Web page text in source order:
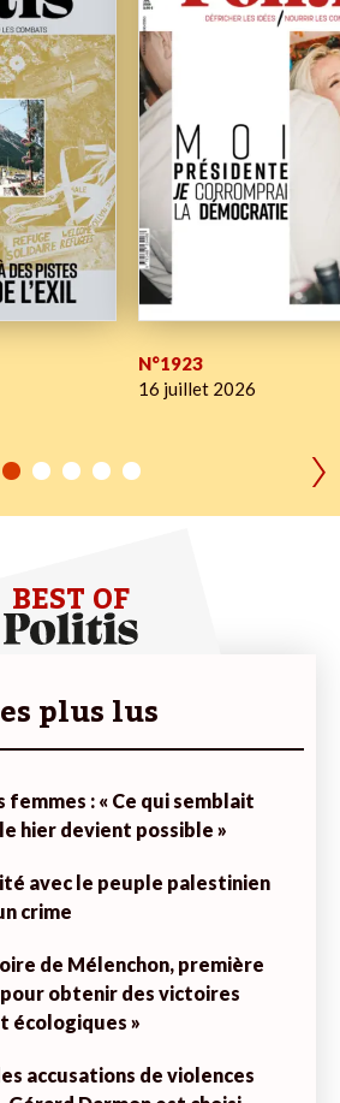
N°1923
16 juillet 2026
BEST OF
plus lus
femmes : « Ce qui semblait
hier devient possible »
avec le peuple palestinien
crime
de Mélenchon, première
obtenir des victoires
écologiques »
accusations de violences